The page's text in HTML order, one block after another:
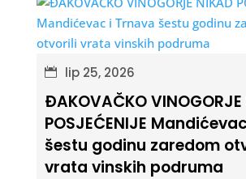
lip 25, 2026
ĐAKOVAČKO VINOGORJE
POSJEĆENIJE
šestu godinu zaredom
vrata vinskih podruma